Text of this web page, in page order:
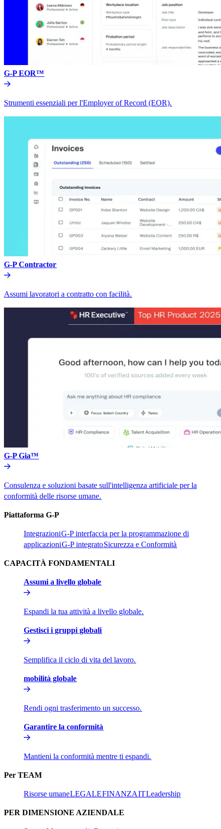
G-P EOR™​​
Strumenti essenziali per l'Employer of Record (EOR).​​
G-P Contractor​​
Assumi lavoratori a contratto con facilità.​​
G-P Gia™​​
Consulenza e soluzioni basate sull'intelligenza artificiale per la
conformità delle risorse umane.​​
Piattaforma G-P​​
Integrazioni​​G-P interfaccia per la programmazione di
applicazioni​​G-P integrato​​Sicurezza e Conformità​​
CAPACITÀ FONDAMENTALI​​
Assumi a livello globale​​
Espandi la tua attività a livello globale.​​
Gestisci i gruppi globali​​
Semplifica il ciclo di vita del lavoro.​​
mobilità globale​​
Rendi ogni trasferimento un successo.​​
Garantire la conformità​​
Mantieni la conformità mentre ti espandi.​​
Per TEAM​​
Risorse umane​​LEGALE​​FINANZA​​IT​​Leadership​​
PER DIMENSIONE AZIENDALE​​